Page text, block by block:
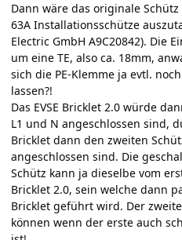
Dann wäre das originale
63A Installationsschütze
Electric GmbH A9C20842). Die
um eine TE, also ca. 18mm,
sich die PE-Klemme ja evtl.
lassen?!
Das EVSE Bricklet 2.0 würde
L1 und N angeschlossen sind,
Bricklet dann den zweiten
angeschlossen sind. Die
Schütz kann ja dieselbe vom
Bricklet 2.0, sein welche dann
Bricklet geführt wird. Der
können wenn der erste auch